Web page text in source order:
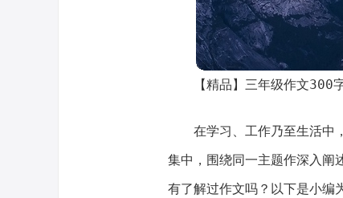
【精品】三年级作文300
在学习、工作乃至生活中
集中，围绕同一主题作深入阐
有了解过作文吗？以下是小编